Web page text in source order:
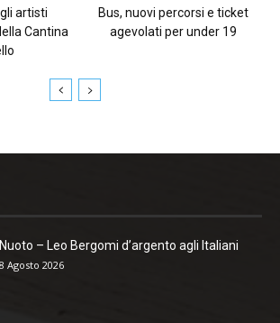
artisti
Cantina
Bus, nuovi percorsi e ticket
agevolati per under 19
Nuoto – Leo Bergomi d’argento agli Italiani
8 Agosto 2026